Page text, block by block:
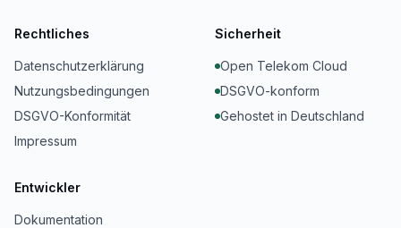
Rechtliches
Datenschutzerklärung
Nutzungsbedingungen
DSGVO-Konformität
Impressum
Sicherheit
Open Telekom Cloud
DSGVO-konform
Gehostet in Deutschland
Entwickler
Dokumentation